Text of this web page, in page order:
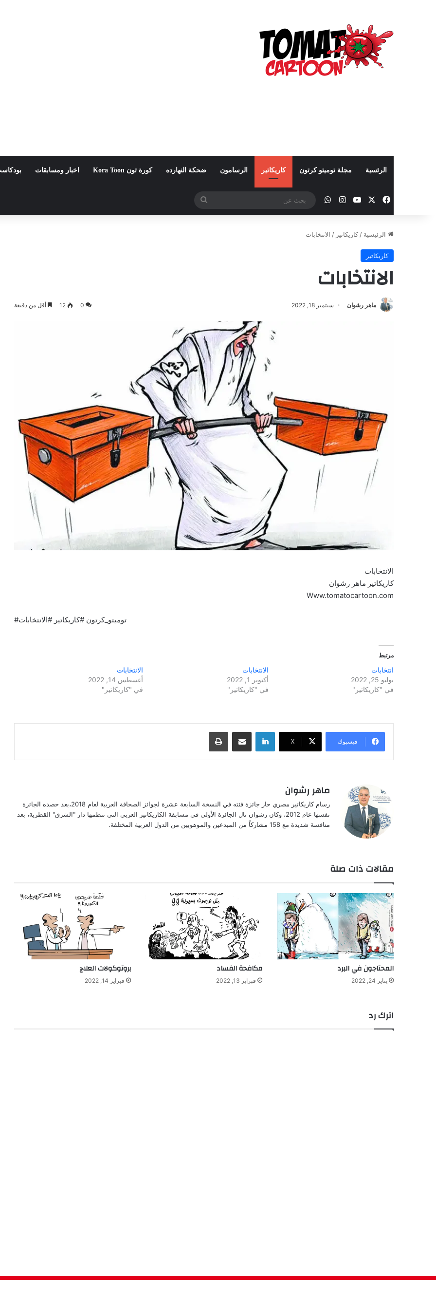
الرئسية مجلة توميتو كرتون كاريكاتير الرسامون ضحكة النهارده كورة تون Kora Toon اخبار ومسابقات
فيسبوك ‫YouTube
انستقرامواتساب
بحث
عن
الرئيسية / كاريكاتير / الانتخابات
كاريكاتير
الانتخابات
ماهر رشوان سبتمبر 18, 2022 0
12 أقل من دقيقة
الانتخابات
كاريكاتير ماهر رشوان
Www.tomatocartoon.com
#توميتو_كرتون #كاريكاتير #الانتخابات
مرتبط
انتخابات
يوليو 25, 2022
في "كاريكاتير"
الانتخابات
أكتوبر 1, 2022
في "كاريكاتير"
الانتخابات
أغسطس 14, 2022
في "كاريكاتير"
فيسبوك ‫X
لينكدإن مشاركة عبر البريد طباعة
ماهر رشوان
رسام كاريكاتير مصري حاز جائزة فئته في النسخة السابعة عشرة لجوائز الصحافة العربية لعام 2018،بعد حصده الجائزة
نفسها عام 2012، وكان رشوان نال الجائزة الأولى في مسابقة الكاريكاتير العربي التي تنظمها دار "الشرق" القطرية، بعد
منافسة شديدة مع 158 مشاركاً من المبدعين والموهوبين من الدول العربية المختلفة.
مقالات ذات صلة
المحتاجون في البرد
يناير 24, 2022
مكافحة الفساد
فبراير 13, 2022
بروتوكولات العلاج
فبراير 14, 2022
اترك رد